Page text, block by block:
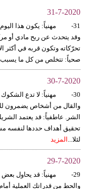
31-7-2020
31- مهنياً: يكون هذا
وقد يتحدث عن ربح مادي أو
تحرّكاته وتكون قربه في أكثر
صحياً: تتخلص من كل ما يسبب
30-7-2020
30- مهنياً: لا تدع الشكوك
والقال من أشخاص يضمرون لك
الشر. عاطفياً: قد يعتمد
تحقيق أهداف حددها لنفسه
لئلا... المزيد
29-7-2020
29- مهنياً: قد يحاول بعض
والحط من قدراتك العملية